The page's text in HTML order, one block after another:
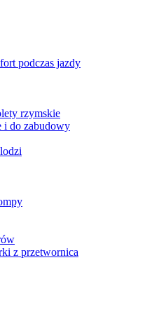
podczas jazdy
rzymskie
i do zabudowy
z przetwornica